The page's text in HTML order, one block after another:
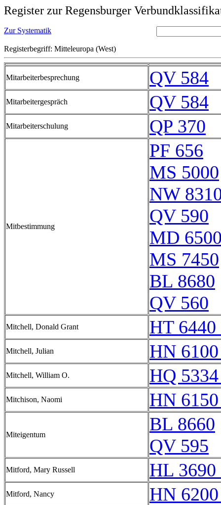
Register zur Regensburger
Zur Systematik
Registerbegriff: Mitteleuropa (West)
Mitarbeiterbesprechung QV 584
Mitarbeitergespräch QV 584
Mitarbeiterschulung QP 370
Mitbestimmung
PF 656
MS 5000
NW
QV 590
MD
MS 7450
BL 8680
QV 560
Mitchell, Donald Grant HT
Mitchell, Julian HN
Mitchell, William O. HQ
Mitchison, Naomi HN
Miteigentum
BL 8660
QV 595
Mitford, Mary Russell HL
Mitford, Nancy HN